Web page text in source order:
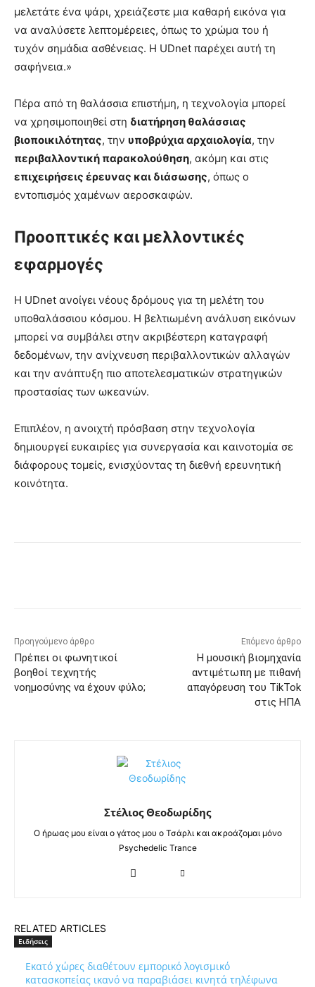
μελετάτε ένα ψάρι, χρειάζεστε μια καθαρή εικόνα για
να αναλύσετε λεπτομέρειες, όπως το χρώμα του ή
τυχόν σημάδια ασθένειας. Η UDnet παρέχει αυτή τη
σαφήνεια.»
Πέρα από τη θαλάσσια επιστήμη, η τεχνολογία μπορεί
να χρησιμοποιηθεί στη διατήρηση θαλάσσιας
βιοποικιλότητας, την υποβρύχια αρχαιολογία, την
περιβαλλοντική παρακολούθηση, ακόμη και στις
επιχειρήσεις έρευνας και διάσωσης, όπως ο
εντοπισμός χαμένων αεροσκαφών.
Προοπτικές και μελλοντικές
εφαρμογές
Η UDnet ανοίγει νέους δρόμους για τη μελέτη του
υποθαλάσσιου κόσμου. Η βελτιωμένη ανάλυση εικόνων
μπορεί να συμβάλει στην ακριβέστερη καταγραφή
δεδομένων, την ανίχνευση περιβαλλοντικών αλλαγών
και την ανάπτυξη πιο αποτελεσματικών στρατηγικών
προστασίας των ωκεανών.
Επιπλέον, η ανοιχτή πρόσβαση στην τεχνολογία
δημιουργεί ευκαιρίες για συνεργασία και καινοτομία σε
διάφορους τομείς, ενισχύοντας τη διεθνή ερευνητική
κοινότητα.
Προηγούμενο άρθρο
Πρέπει οι φωνητικοί
βοηθοί τεχνητής
νοημοσύνης να έχουν φύλο;
Επόμενο άρθρο
Η μουσική βιομηχανία
αντιμέτωπη με πιθανή
απαγόρευση του TikTok
στις ΗΠΑ
Στέλιος Θεοδωρίδης
Ο ήρωας μου είναι ο γάτος μου ο Τσάρλι και ακροάζομαι μόνο
Psychedelic Trance
RELATED ARTICLES
Ειδήσεις
Εκατό χώρες διαθέτουν εμπορικό λογισμικό
κατασκοπείας ικανό να παραβιάσει κινητά τηλέφωνα